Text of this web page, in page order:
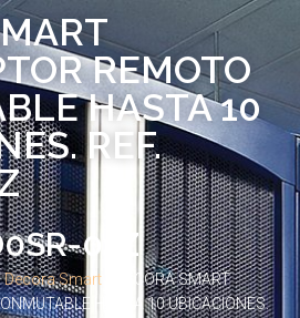
REMOTO
HASTA 10
REF.
01Z
Decora Smart / DECORA SMART
HASTA 10 UBICACIONES.